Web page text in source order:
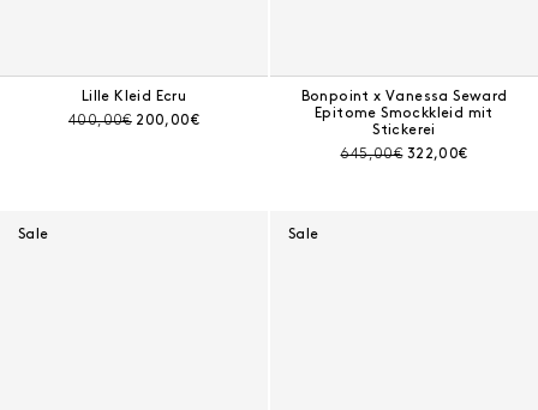
Lille Kleid Ecru
Preis vor Rabatt:
400,00€ Aktueller Preis:
200,00€
Bonpoint x Vanessa Seward
Epitome Smockkleid mit
Stickerei
Preis vor Rabatt:
645,00€ Aktueller Preis:
322,00€
Sale Sale